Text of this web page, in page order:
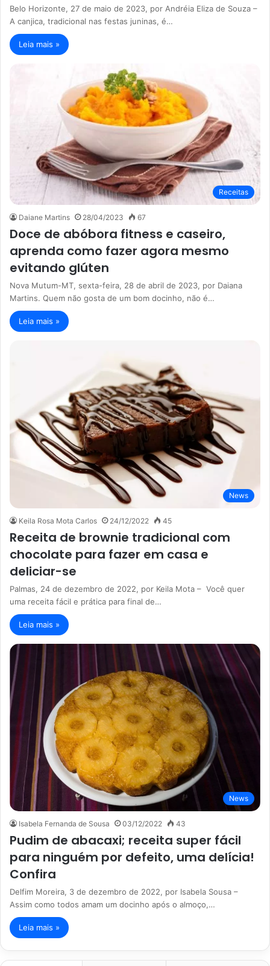
Belo Horizonte, 27 de maio de 2023, por Andréia Eliza de Souza –
A canjica, tradicional nas festas juninas, é…
Leia mais »
Receitas
Daiane Martins 28/04/2023 67
Doce de abóbora fitness e caseiro,
aprenda como fazer agora mesmo
evitando glúten
Nova Mutum-MT, sexta-feira, 28 de abril de 2023, por Daiana
Martins. Quem não gosta de um bom docinho, não é…
Leia mais »
News
Keila Rosa Mota Carlos 24/12/2022 45
Receita de brownie tradicional com
chocolate para fazer em casa e
deliciar-se
Palmas, 24 de dezembro de 2022, por Keila Mota – Você quer
uma receita fácil e prática para final de…
Leia mais »
News
Isabela Fernanda de Sousa 03/12/2022 43
Pudim de abacaxi; receita super fácil
para ninguém por defeito, uma delícia!
Confira
Delfim Moreira, 3 de dezembro de 2022, por Isabela Sousa –
Assim como todos amam um docinho após o almoço,…
Leia mais »